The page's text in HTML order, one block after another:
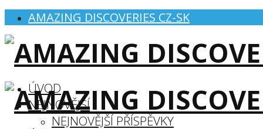
AMAZING DISCOVERIES CZ-SK
ÚVOD
NEJNOVĚJŠÍ
NEJNOVĚJŠÍ PŘÍSPĚVKY